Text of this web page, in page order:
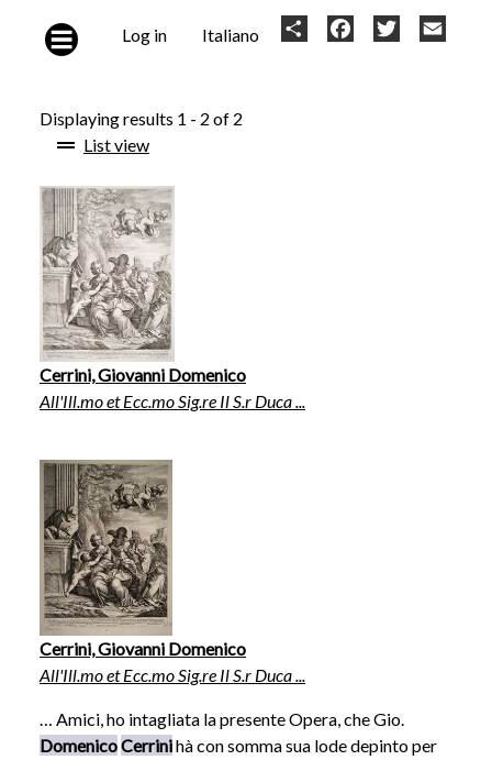
User
Log in Italiano Share FacebookTwitter
Displaying results 1 - 2 of 2
List view
Cerrini, Giovanni Domenico
All'Ill.mo et Ecc.mo Sig.re Il S.r Duca ...
Cerrini, Giovanni Domenico
All'Ill.mo et Ecc.mo Sig.re Il S.r Duca ...
… Amici, ho intagliata la presente Opera, che Gio.
DomenicoCerrinihà con somma sua lode depinto per